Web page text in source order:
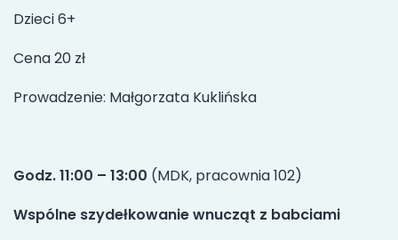
Dzieci 6+
Cena 20 zł
Prowadzenie: Małgorzata Kuklińska
Godz. 11:00 – 13:00 (MDK, pracownia 102)
Wspólne szydełkowanie wnucząt z babciami